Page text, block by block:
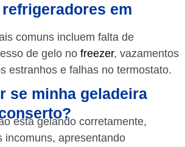
em
comuns incluem falta de
de gelo no freezer, vazamentos
estranhos e falhas no termostato.
se minha geladeira
está gelando corretamente,
incomuns, apresentando